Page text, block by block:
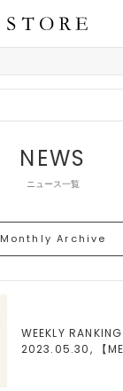
NEWS
ニュース一覧
Monthly Archive
WEEKLY
2023.05.30, 【